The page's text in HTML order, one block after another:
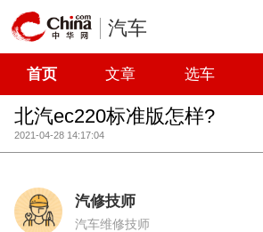
汽车
首页 文章 选车
北汽ec220标准版怎样?
2021-04-28 14:17:04
汽修技师
汽车维修技师